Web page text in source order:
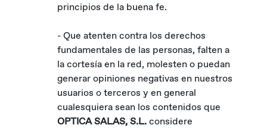
principios de la buena fe.
- Que atenten contra los derechos
fundamentales de las personas, falten a
la cortesía en la red, molesten o puedan
generar opiniones negativas en nuestros
usuarios o terceros y en general
cualesquiera sean los contenidos que
OPTICA SALAS, S.L.considere